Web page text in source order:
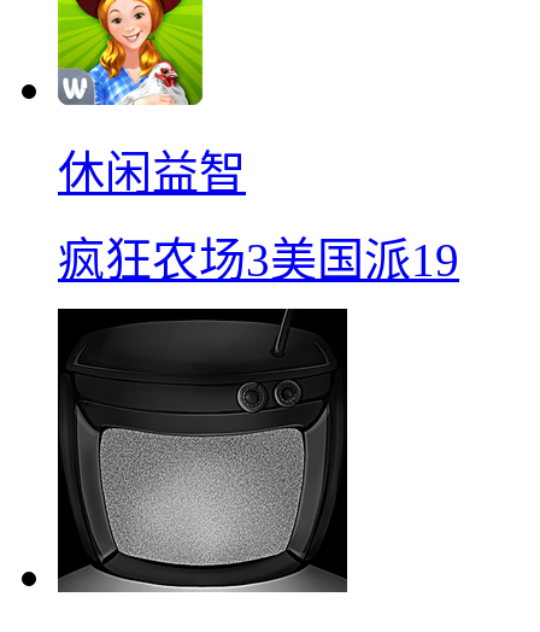
休闲益智
疯狂农场3美国派19